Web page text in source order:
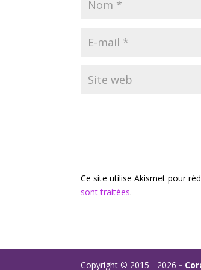
Ce site utilise Akismet pour
sont traitées.
Copyright © 2015 - 2026 -